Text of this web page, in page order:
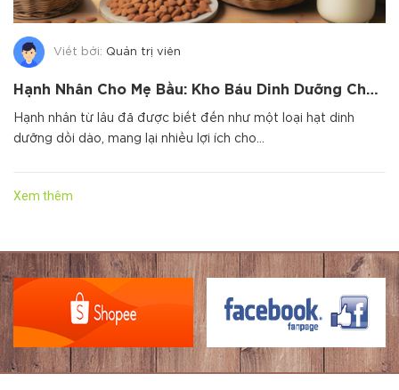
Viết bởi: Quản trị viên
Hạnh Nhân Cho Mẹ Bầu: Kho Báu Dinh Dưỡng Cho Thai Nhi Phát Triển Toàn Diện
Hạnh nhân từ lâu đã được biết đến như một loại hạt dinh
dưỡng dồi dào, mang lại nhiều lợi ích cho...
Xem thêm